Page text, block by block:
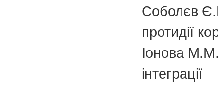
Соболєв
протидії
Іонова М.М.
інтеграції